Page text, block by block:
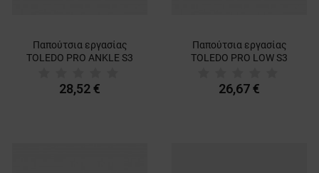
Παπούτσια εργασίας
TOLEDO PRO ANKLE S3
28,52 €
Παπούτσια εργασίας
TOLEDO PRO LOW S3
26,67 €